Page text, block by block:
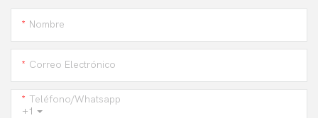
Nombre
Correo Electrónico
+1
Teléfono/whatsapp